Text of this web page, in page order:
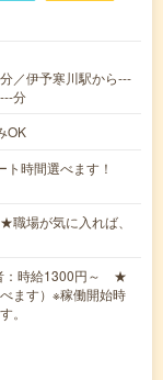
／伊予寒川駅から---
分
OK
時間選べます！
場が気に入れば、
：時給1300円～ ★
ます）※稼働開始時
。